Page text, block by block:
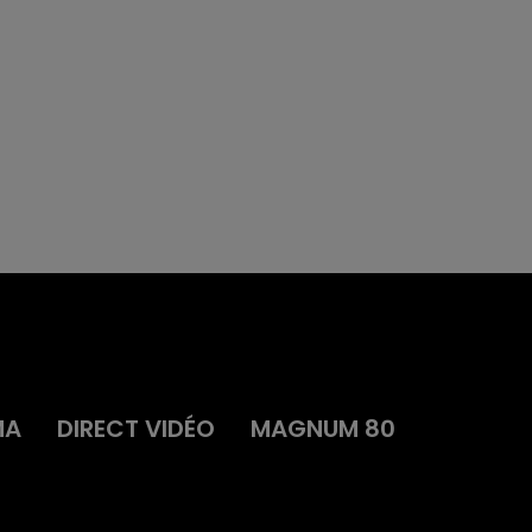
DIRECT VIDÉO
MAGNUM 80